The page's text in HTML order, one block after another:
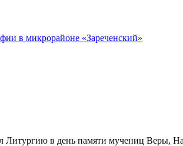
в микрорайоне «Зареченский»
Литургию в день памяти мучениц Веры,